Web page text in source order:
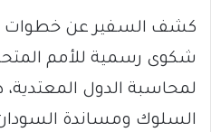
كشف السفير عن خطوات
شكوى رسمية للأمم
لمحاسبة الدول المعتدية،
السلوك ومساندة السودان